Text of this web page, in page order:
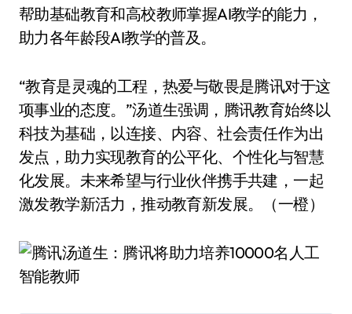
帮助基础教育和高校教师掌握AI教学的能力，
助力各年龄段AI教学的普及。
“教育是灵魂的工程，热爱与敬畏是腾讯对于这
项事业的态度。”汤道生强调，腾讯教育始终以
科技为基础，以连接、内容、社会责任作为出
发点，助力实现教育的公平化、个性化与智慧
化发展。未来希望与行业伙伴携手共建，一起
激发教学新活力，推动教育新发展。（一橙）